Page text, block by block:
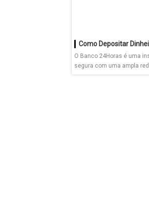
Como Depositar
O Banco 24Horas é uma
segura com uma ampla